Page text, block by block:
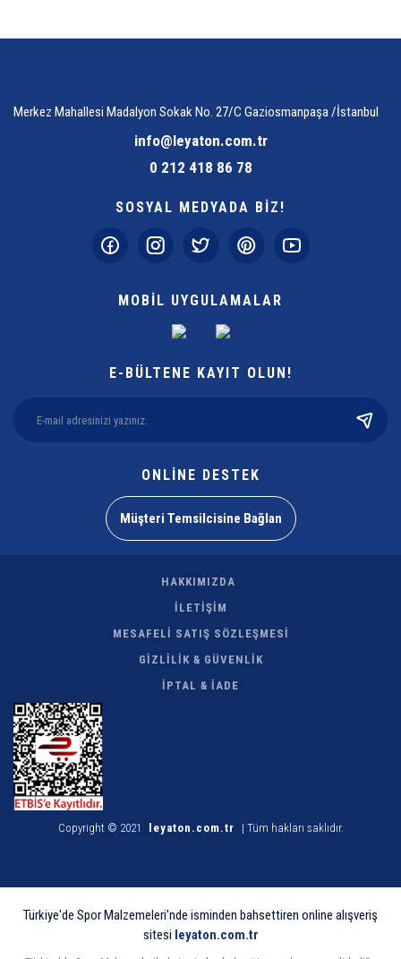
Merkez Mahallesi Madalyon Sokak No. 27/C Gaziosmanpaşa /İstanbul
info@leyaton.com.tr
0 212 418 86 78
SOSYAL MEDYADA BİZ!
MOBİL UYGULAMALAR
E-BÜLTENE KAYIT OLUN!
ONLİNE DESTEK
Müşteri Temsilcisine Bağlan
HAKKIMIZDA
İLETİŞİM
MESAFELİ SATIŞ SÖZLEŞMESİ
GİZLİLİK & GÜVENLİK
İPTAL & İADE
Copyright © 2021 leyaton.com.tr | Tüm hakları saklıdır.
Türkiye'de Spor Malzemeleri'nde isminden bahsettiren online alışveriş
sitesi leyaton.com.tr